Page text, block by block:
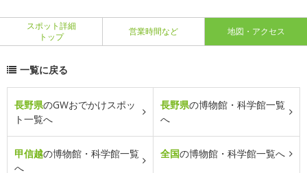
スポット詳細
トップ
営業時間など 地図・アクセス
一覧に戻る
長野県のGWおでかけスポッ
ト一覧へ
長野県の博物館・科学館一覧
へ
甲信越の博物館・科学館一覧
へ
全国の博物館・科学館一覧へ